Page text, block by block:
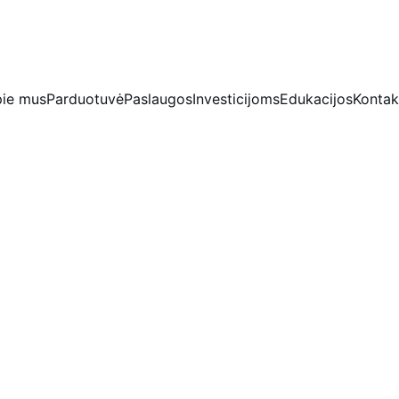
musParduotuvėPaslaugosInvesticijomsEdukacijos